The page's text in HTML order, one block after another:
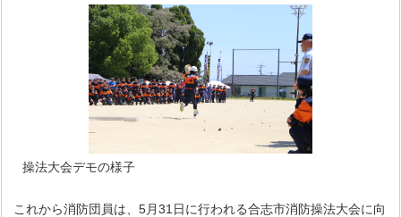
操法大会デモの様子
これから消防団員は、5月31日に行われる合志市消防操法大会に向